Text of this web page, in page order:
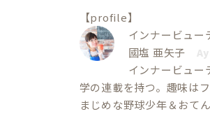
【profile】
インナービュー
國塩 亜矢子
インナービュー
学の連載を持つ。趣味は
まじめな野球少年＆おて